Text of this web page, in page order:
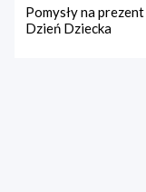
Pomysły na
Dzień Dziecka